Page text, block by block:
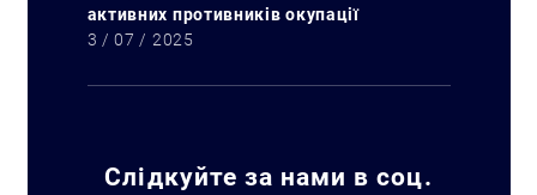
активних противників окупації
3 / 07 / 2025
Слідкуйте за нами в соц.